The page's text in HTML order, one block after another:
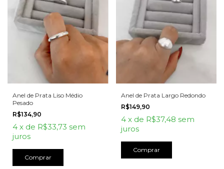
Anel de Prata Liso Médio
Pesado
R$134,90
4 x de R$33,73 sem
juros
Comprar
Anel de Prata Largo Redondo
R$149,90
4 x de R$37,48 sem
juros
Comprar